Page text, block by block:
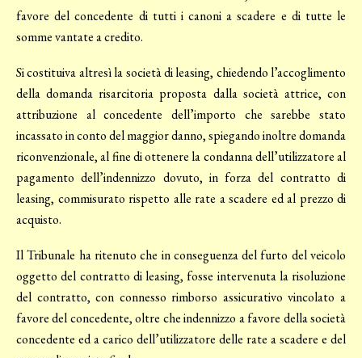
favore del concedente di tutti i canoni a scadere e di tutte le
somme vantate a credito.
Si costituiva altresì la società di leasing, chiedendo l’accoglimento
della domanda risarcitoria proposta dalla società attrice, con
attribuzione al concedente dell’importo che sarebbe stato
incassato in conto del maggior danno, spiegando inoltre domanda
riconvenzionale, al fine di ottenere la condanna dell’utilizzatore al
pagamento dell’indennizzo dovuto, in forza del contratto di
leasing, commisurato rispetto alle rate a scadere ed al prezzo di
acquisto.
Il Tribunale ha ritenuto che in conseguenza del furto del veicolo
oggetto del contratto di leasing, fosse intervenuta la risoluzione
del contratto, con connesso rimborso assicurativo vincolato a
favore del concedente, oltre che indennizzo a favore della società
concedente ed a carico dell’utilizzatore delle rate a scadere e del